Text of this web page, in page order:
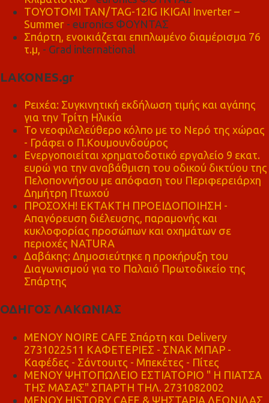
TOYOTOMI TAN/TAG-12IG IKIGAI Inverter –
Summer - euronics ΦΟΥΝΤΑΣ
Σπάρτη, ενοικιάζεται επιπλωμένο διαμέρισμα 76
τ.μ, - Grad international
LAKONES.gr
Ρειχέα: Συγκινητική εκδήλωση τιμής και αγάπης
για την Τρίτη Ηλικία
Το νεοφιλελεύθερο κόλπο με το Νερό της χώρας
- Γράφει ο Π.Κουμουνδούρος
Ενεργοποιείται χρηματοδοτικό εργαλείο 9 εκατ.
ευρώ για την αναβάθμιση του οδικού δικτύου της
Πελοποννήσου με απόφαση του Περιφερειάρχη
Δημήτρη Πτωχού
ΠΡΟΣΟΧΗ! ΕΚΤΑΚΤΗ ΠΡΟΕΙΔΟΠΟΙΗΣΗ -
Απαγόρευση διέλευσης, παραμονής και
κυκλοφορίας προσώπων και οχημάτων σε
περιοχές NATURA
Δαβάκης: Δημοσιεύτηκε η προκήρυξη του
Διαγωνισμού για το Παλαιό Πρωτοδικείο της
Σπάρτης
ΟΔΗΓΟΣ ΛΑΚΩΝΙΑΣ
MENOY NOIRE CAFE Σπάρτη και Delivery
2731022511 ΚΑΦΕΤΕΡΙΕΣ - ΣΝΑΚ ΜΠΑΡ -
Καφέδες - Σάντουιτς - Μπεκέτες - Πίτες
ΜΕΝΟΥ ΨΗΤΟΠΩΛΕΙΟ ΕΣΤΙΑΤΟΡΙΟ " Η ΠΙΑΤΣΑ
ΤΗΣ ΜΑΣΑΣ" ΣΠΑΡΤΗ ΤΗΛ. 2731082002
ΜΕΝΟΥ HISTORY CAFE & ΨΗΣΤΑΡΙΑ ΛΕΩΝΙΔΑΣ